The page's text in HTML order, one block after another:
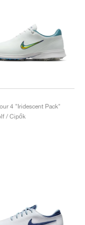
4 "Iridescent Pack"
/ Cipők